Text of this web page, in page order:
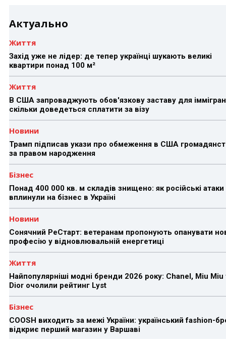
Актуально
Життя
Захід уже не лідер: де тепер українці шукають великі
квартири понад 100 м²
Життя
В США запроваджують обов'язкову заставу для
скільки доведеться сплатити за візу
Новини
Трамп підписав укази про обмеження в США
за правом народження
Бізнес
Понад 400 000 кв. м складів знищено: як російські атаки
вплинули на бізнес в Україні
Новини
Сонячний РеСтарт: ветеранам пропонують опанувати
професію у відновлювальній енергетиці
Життя
Найпопулярніші модні бренди 2026 року: Chanel, Miu Miu
Dior очолили рейтинг Lyst
Бізнес
COOSH виходить за межі України: український fashion-
відкриє перший магазин у Варшаві